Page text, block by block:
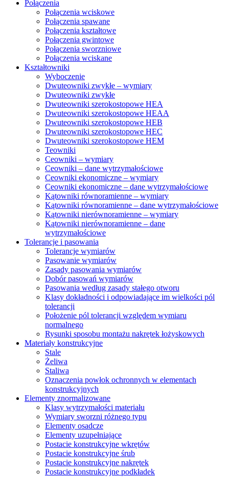
Połączenia
Połączenia wciskowe
Połączenia spawane
Połączenia kształtowe
Połączenia gwintowe
Połączenia sworzniowe
Połączenia wciskane
Kształtowniki
Wyboczenie
Dwuteowniki zwykłe – wymiary
Dwuteowniki zwykłe
Dwuteowniki szerokostopowe HEA
Dwuteowniki szerokostopowe HEAA
Dwuteowniki szerokostopowe HEB
Dwuteowniki szerokostopowe HEC
Dwuteowniki szerokostopowe HEM
Teowniki
Ceowniki – wymiary
Ceowniki – dane wytrzymałościowe
Ceowniki ekonomiczne – wymiary
Ceowniki ekonomiczne – dane wytrzymałościowe
Kątowniki równoramienne – wymiary
Kątowniki równoramienne – dane wytrzymałościowe
Kątowniki nierównoramienne – wymiary
Kątowniki nierównoramienne – dane
wytrzymałościowe
Tolerancje i pasowania
Tolerancje wymiarów
Pasowanie wymiarów
Zasady pasowania wymiarów
Dobór pasowań wymiarów
Pasowania według zasady stałego otworu
Klasy dokładności i odpowiadające im wielkości pól
tolerancji
Położenie pól tolerancji względem wymiaru
normalnego
Rysunki sposobu montażu nakrętek łożyskowych
Materiały konstrukcyjne
Stale
Żeliwa
Staliwa
Oznaczenia powłok ochronnych w elementach
konstrukcyjnych
Elementy znormalizowane
Klasy wytrzymałości materiału
Wymiary sworzni różnego typu
Elementy osadcze
Elementy uzupełniające
Postacie konstrukcyjne wkrętów
Postacie konstrukcyjne śrub
Postacie konstrukcyjne nakrętek
Postacie konstrukcyjne podkładek